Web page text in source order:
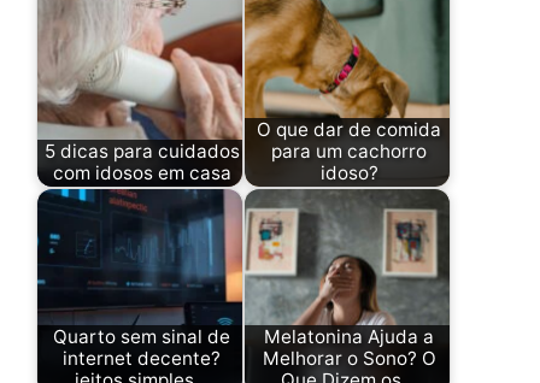
5 dicas para cuidados
com idosos em casa
O que dar de comida
para um cachorro
idoso?
Quarto sem sinal de
internet decente?
Melatonina Ajuda a
Melhorar o Sono? O